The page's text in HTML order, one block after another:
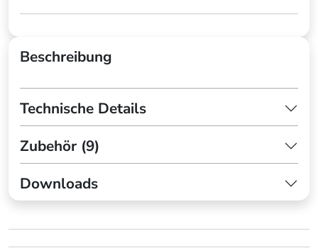
Beschreibung
Technische Details
Zubehör (9)
Downloads